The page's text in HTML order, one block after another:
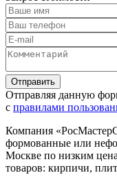
Отправляя данную
с правилами
Компания
формованные или
Москве по низким
товаров: кирпичи,